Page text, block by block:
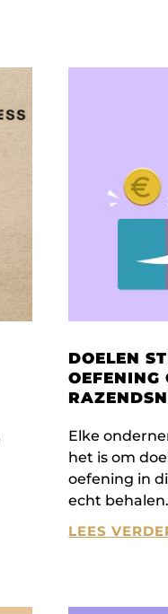
DOELEN
OEFENING
Elke
het is om
oefening in
echt
LEES